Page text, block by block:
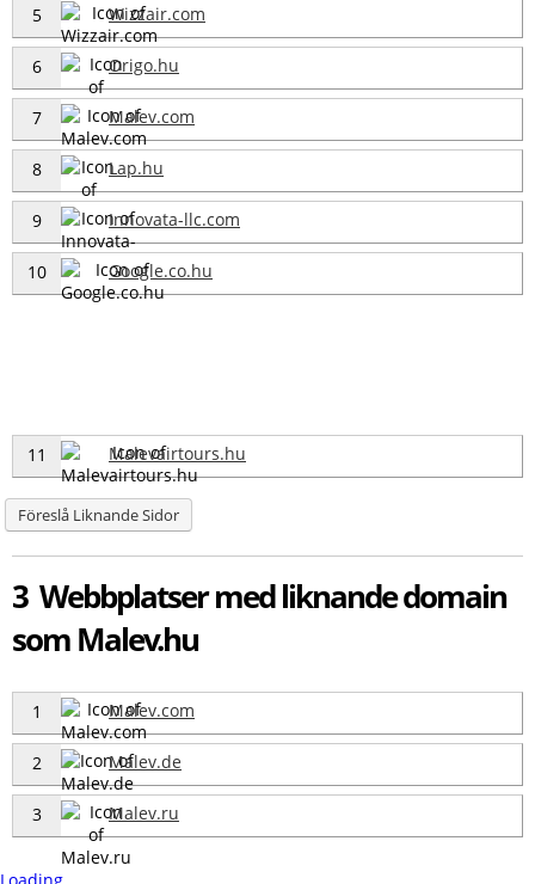
5 Wizzair.com
6 Origo.hu
7 Malev.com
8 Lap.hu
9 Innovata-llc.com
10 Google.co.hu
11 Malevairtours.hu
Föreslå Liknande Sidor
3 Webbplatser med liknande domain
som Malev.hu
1 Malev.com
2 Malev.de
3 Malev.ru